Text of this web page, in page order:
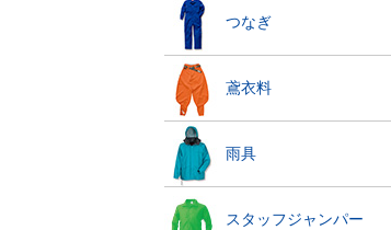
つなぎ
鳶衣料
雨具
スタッフジャンパー